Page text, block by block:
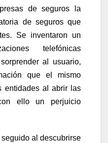
de seguros la
de seguros que
Se inventaron un
telefónicas
al usuario,
que el mismo
entidades al abrir las
ello un perjuicio
al descubrirse